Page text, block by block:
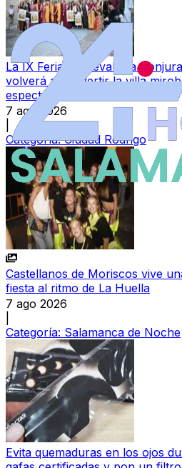
La IX Feria Medieval “La
volverá a convertir la villa
espectáculo cultural
7 ago 2026
Categoría:Ciudad Rodrigo
Castellanos de Moriscos vive
fiesta al ritmo de La Huella
7 ago 2026
Categoría: Salamanca de Noche
Evita quemaduras en los ojos